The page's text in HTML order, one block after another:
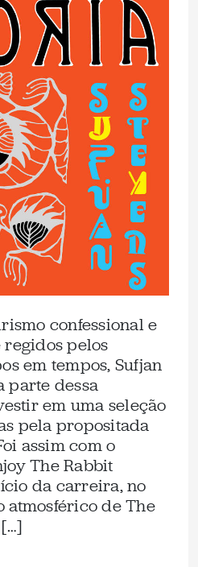
confessional e
pelos
em tempos, Sufjan
parte dessa
em uma seleção
pela propositada
assim com o
The Rabbit
da carreira, no
de The